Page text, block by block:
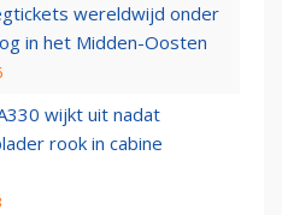
wereldwijd onder
in het Midden-Oosten
wijkt uit nadat
rook in cabine